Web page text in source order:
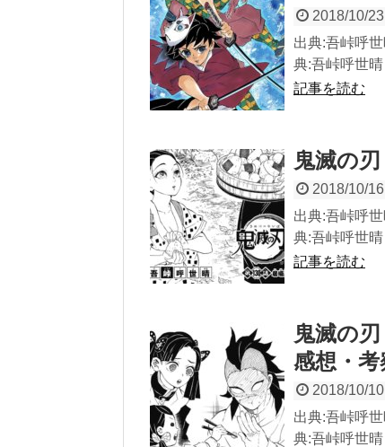
2018/10/23
出典:吾峠呼
典:吾峠呼世
記事を読む
鬼滅の
2018/10/16
出典:吾峠呼
典:吾峠呼世
記事を読む
鬼滅の
感想・考
2018/10/10
出典:吾峠呼
典:吾峠呼世